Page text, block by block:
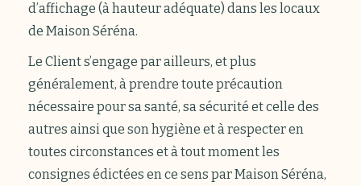
d’affichage (à hauteur adéquate) dans les locaux
de Maison Séréna.
Le Client s’engage par ailleurs, et plus
généralement, à prendre toute précaution
nécessaire pour sa santé, sa sécurité et celle des
autres ainsi que son hygiène et à respecter en
toutes circonstances et à tout moment les
consignes édictées en ce sens par Maison Séréna,